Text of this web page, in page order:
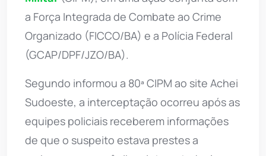
a Força Integrada de Combate ao Crime
Organizado (FICCO/BA) e a Polícia Federal
(GCAP/DPF/JZO/BA).
Segundo informou a 80ª CIPM ao site Achei
Sudoeste, a interceptação ocorreu após as
equipes policiais receberem informações
de que o suspeito estava prestes a